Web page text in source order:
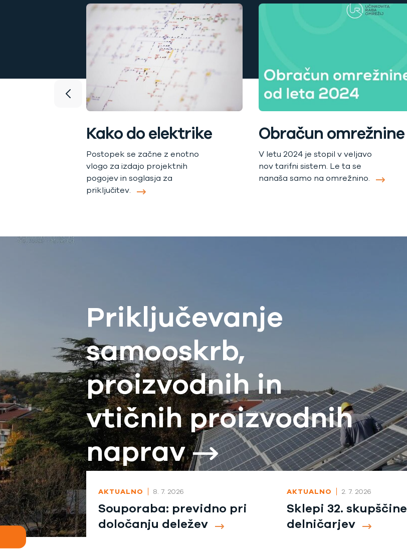
Kako do elektrike
Postopek se začne z enotno
vlogo za izdajo projektnih
pogojev in soglasja za
priključitev.
Obračun omrežnine
V letu 2024 je stopil v veljavo
nov tarifni sistem. Le ta se
nanaša samo na omrežnino.
Priključevanje
samooskrb,
proizvodnih in
vtičnih proizvodnih
naprav
AKTUALNO 8. 7. 2026
Souporaba: previdno pri
določanju deležev
AKTUALNO 2. 7. 2026
Sklepi 32. skupščine
delničarjev